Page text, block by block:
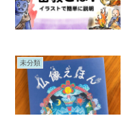
未分類